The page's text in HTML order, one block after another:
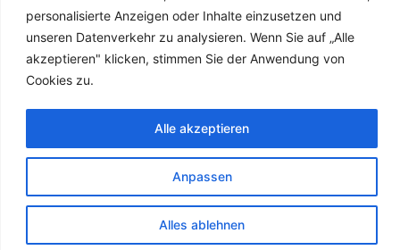
personalisierte Anzeigen oder Inhalte einzusetzen und
unseren Datenverkehr zu analysieren. Wenn Sie auf „Alle
akzeptieren" klicken, stimmen Sie der Anwendung von
Cookies zu.
Anpassen
Alles ablehnen
Alle akzeptieren
HSC Consulting Webdesign Agentur Copyright © 1999 -